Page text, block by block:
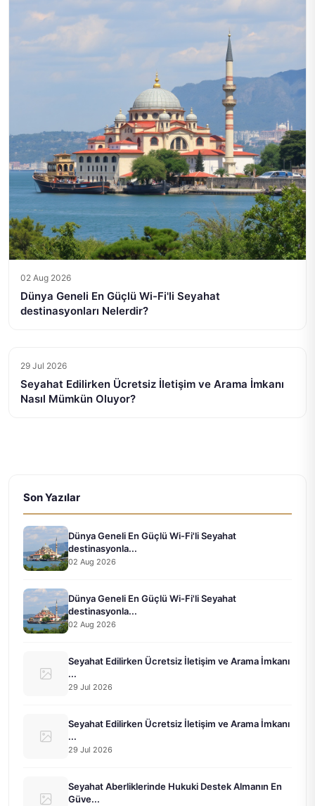
02 Aug 2026
Dünya Geneli En Güçlü Wi-Fi'li Seyahat
destinasyonları Nelerdir?
29 Jul 2026
Seyahat Edilirken Ücretsiz İletişim ve Arama İmkanı
Nasıl Mümkün Oluyor?
Son Yazılar
Dünya Geneli En Güçlü Wi-Fi'li Seyahat
destinasyonla...
02 Aug 2026
Dünya Geneli En Güçlü Wi-Fi'li Seyahat
destinasyonla...
02 Aug 2026
Seyahat Edilirken Ücretsiz İletişim ve Arama İmkanı
...
29 Jul 2026
Seyahat Edilirken Ücretsiz İletişim ve Arama İmkanı
...
29 Jul 2026
Seyahat Aberliklerinde Hukuki Destek Almanın En
Güve...